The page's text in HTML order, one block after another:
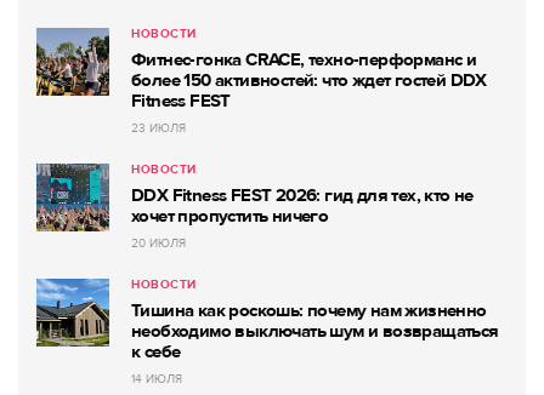
НОВОСТИ
Фитнес-гонка CRACE, техно-перформанс и
более 150 активностей: что ждет гостей DDX
Fitness FEST
23 ИЮЛЯ
НОВОСТИ
DDX Fitness FEST 2026: гид для тех, кто не
хочет пропустить ничего
20 ИЮЛЯ
НОВОСТИ
Тишина как роскошь: почему нам жизненно
необходимо выключать шум и возвращаться
к себе
14 ИЮЛЯ